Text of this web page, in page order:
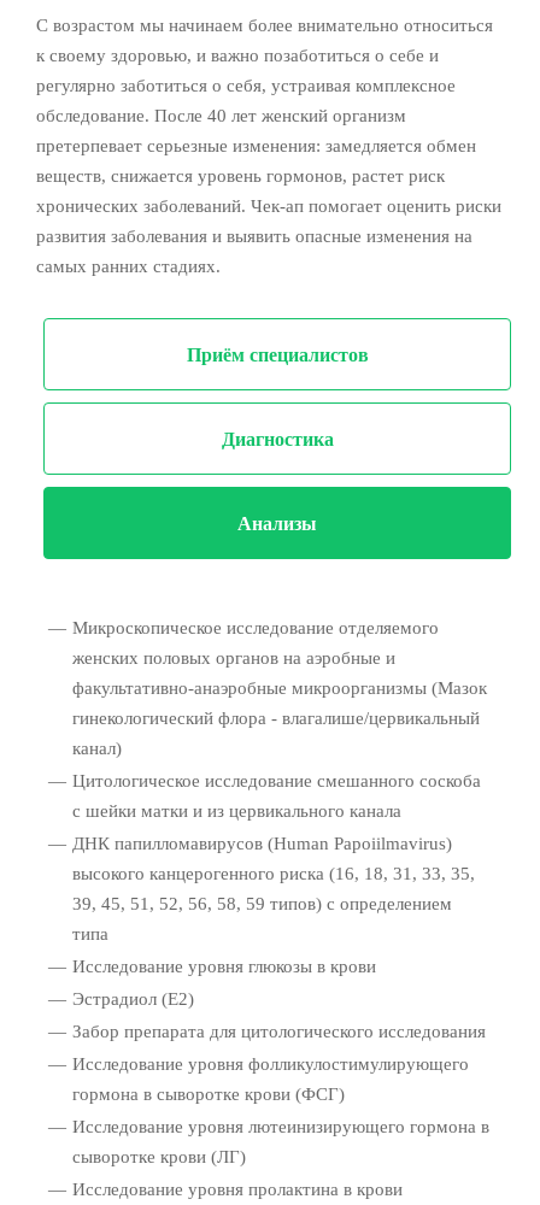
С возрастом мы начинаем более внимательно относиться
к своему здоровью, и важно позаботиться о себе и
регулярно заботиться о себя, устраивая комплексное
обследование. После 40 лет женский организм
претерпевает серьезные изменения: замедляется обмен
веществ, снижается уровень гормонов, растет риск
хронических заболеваний. Чек-ап помогает оценить риски
развития заболевания и выявить опасные изменения на
самых ранних стадиях.
Приём специалистов
Диагностика
Анализы
Микроскопическое исследование отделяемого
женских половых органов на аэробные и
факультативно-анаэробные микроорганизмы (Мазок
гинекологический флора - влагалише/цервикальный
канал)
Цитологическое исследование смешанного соскоба
с шейки матки и из цервикального канала
ДНК папилломавирусов (Human Papoiilmavirus)
высокого канцерогенного риска (16, 18, 31, 33, 35,
39, 45, 51, 52, 56, 58, 59 типов) с определением
типа
Исследование уровня глюкозы в крови
Эстрадиол (Е2)
Забор препарата для цитологического исследования
Исследование уровня фолликулостимулирующего
гормона в сыворотке крови (ФСГ)
Исследование уровня лютеинизирующего гормона в
сыворотке крови (ЛГ)
Исследование уровня пролактина в крови